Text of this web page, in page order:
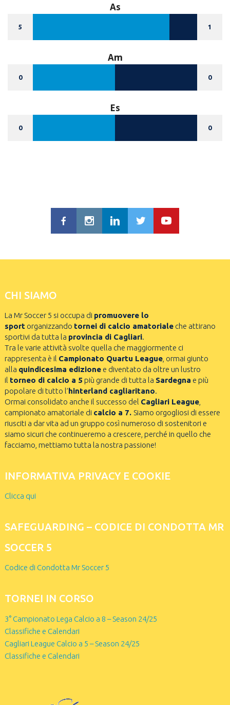
As
5 1
Am
0 0
Es
0 0
CHI SIAMO
La Mr Soccer 5 si occupa di promuovere lo
sportorganizzando tornei di calcio amatorialeche attirano
sportivi da tutta la provincia di Cagliari.
Tra le varie attività svolte quella che maggiormente ci
rappresenta è il Campionato Quartu League, ormai giunto
alla quindicesima edizionee diventato da oltre un lustro
il torneo di calcio a 5 più grande di tutta la Sardegna e più
popolare di tutto l’hinterland cagliaritano.
Ormai consolidato anche il successo del Cagliari League,
campionato amatoriale di calcio a 7. Siamo orgogliosi di essere
riusciti a dar vita ad un gruppo così numeroso di sostenitori e
siamo sicuri che continueremo a crescere, perché in quello che
facciamo, mettiamo tutta la nostra passione!
INFORMATIVA PRIVACY E COOKIE
Clicca qui
SAFEGUARDING – CODICE DI CONDOTTA MR
SOCCER 5
Codice di Condotta Mr Soccer 5
TORNEI IN CORSO
3° Campionato Lega Calcio a 8 – Season 24/25
Classifiche e Calendari
Cagliari League Calcio a 5 – Season 24/25
Classifiche e Calendari